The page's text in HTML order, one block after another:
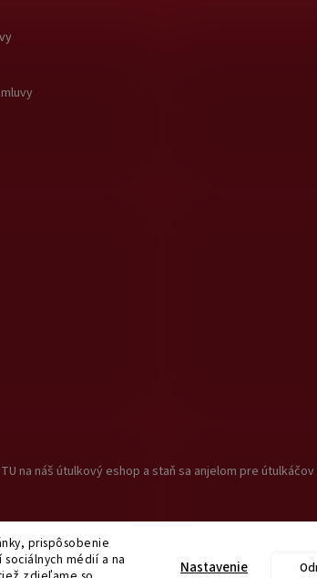
prispôsobenie
médií a na
Nastavenie
na náš útulkový eshop a staň sa anjelom pre